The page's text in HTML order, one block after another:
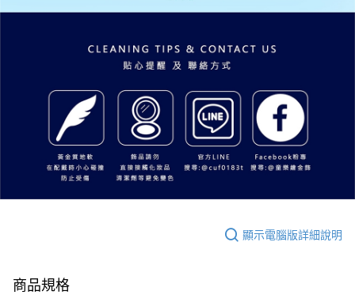
顯示電腦版詳細說明
商品規格